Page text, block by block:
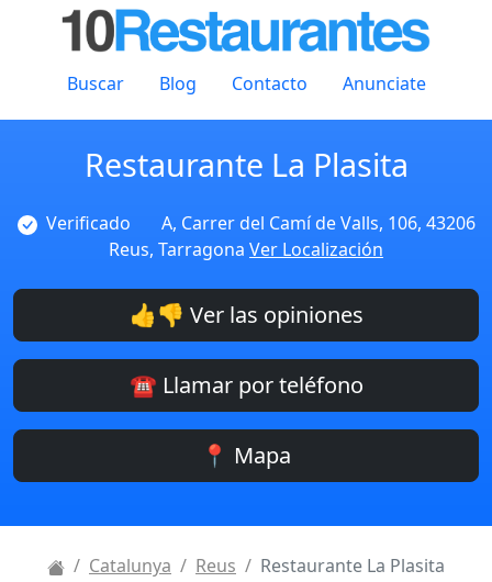
Buscar Blog Contacto Anunciate
Restaurante La Plasita
Verificado
A, Carrer del Camí de Valls, 106, 43206
Reus, Tarragona Ver Localización
👍👎 Ver las opiniones
☎️ Llamar por teléfono
📍 Mapa
Catalunya Reus Restaurante La Plasita